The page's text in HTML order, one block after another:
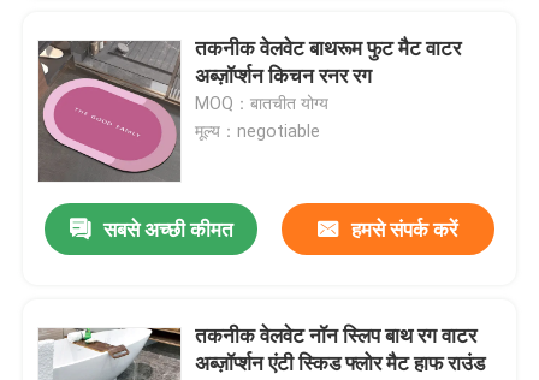
तकनीक वेलवेट बाथरूम फुट मैट वाटर
अब्ज़ॉर्प्शन किचन रनर रग
MOQ：बातचीत योग्य
मूल्य：negotiable
सबसे अच्छी कीमत हमसे संपर्क करें
तकनीक वेलवेट नॉन स्लिप बाथ रग वाटर
अब्ज़ॉर्प्शन एंटी स्किड फ्लोर मैट हाफ राउंड